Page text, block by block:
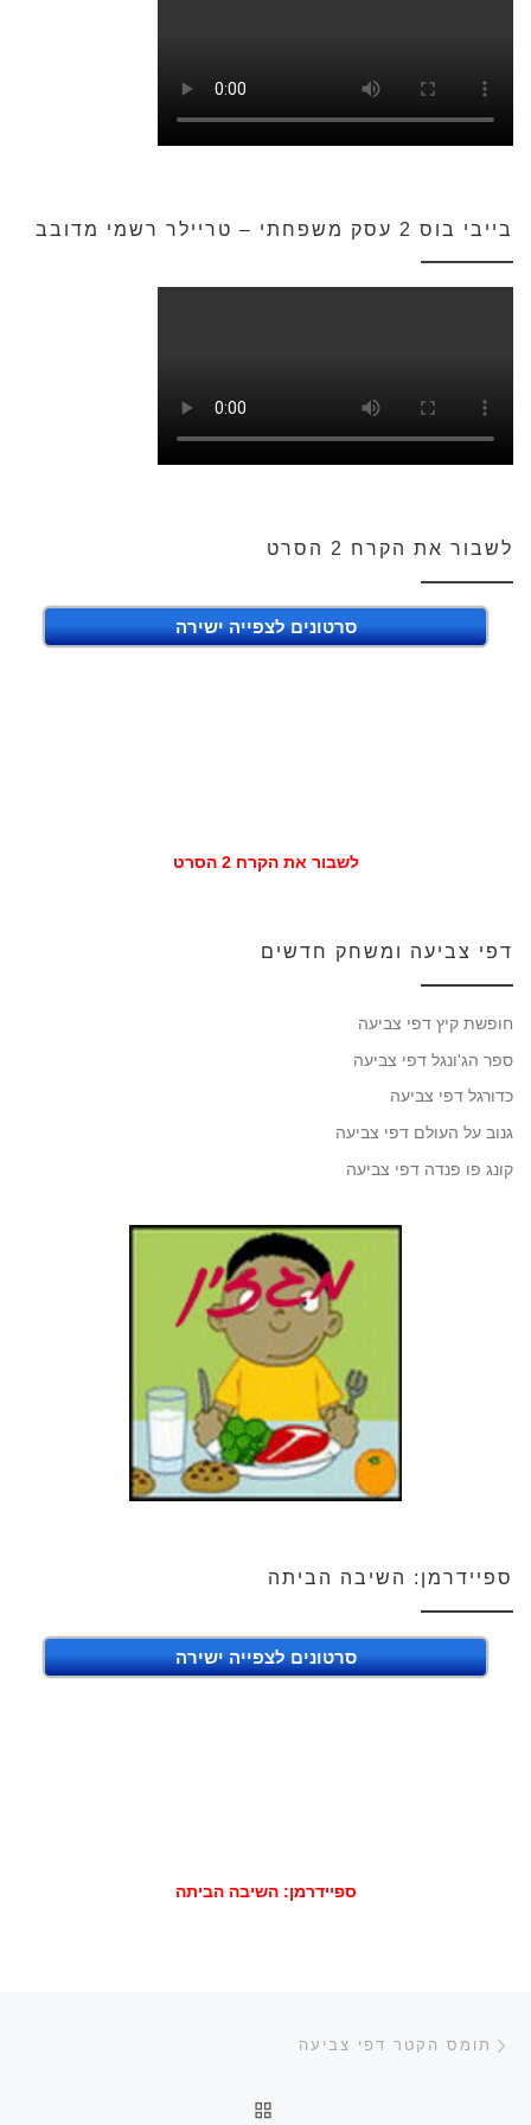
בייבי בוס 2 עסק משפחתי – טריילר רשמי מדובב
לשבור את הקרח 2 הסרט
סרטונים לצפייה ישירה
לשבור את הקרח 2 הסרט
דפי צביעה ומשחק חדשים
חופשת קיץ דפי צביעה
ספר הג'ונגל דפי צביעה
כדורגל דפי צביעה
גנוב על העולם דפי צביעה
קונג פו פנדה דפי צביעה
ספיידרמן: השיבה הביתה
סרטונים לצפייה ישירה
ספיידרמן: השיבה הביתה
ניווט בפוסטים
תומס הקטר דפי צביעה
חזרה לרשימת הפוסטים